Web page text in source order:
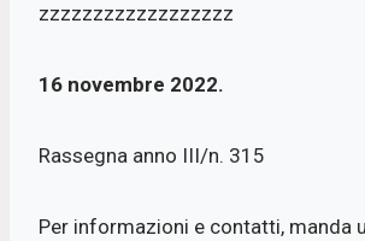
zzzzzzzzzzzzzzzzzz
16 novembre 2022.
Rassegna anno III/n. 315
Per informazioni e contatti, manda